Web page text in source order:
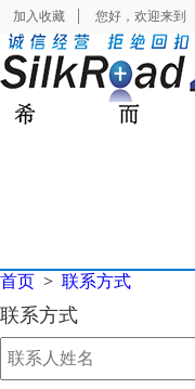
加入收藏 您好，欢迎来到
首页 > 联系方式
联系方式